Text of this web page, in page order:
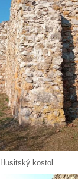
Husitský kostol